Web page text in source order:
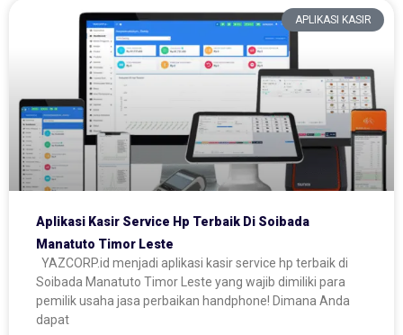
APLIKASI KASIR
Aplikasi Kasir Service Hp Terbaik Di Soibada
Manatuto Timor Leste
YAZCORP.id menjadi aplikasi kasir service hp terbaik di
Soibada Manatuto Timor Leste yang wajib dimiliki para
pemilik usaha jasa perbaikan handphone! Dimana Anda
dapat